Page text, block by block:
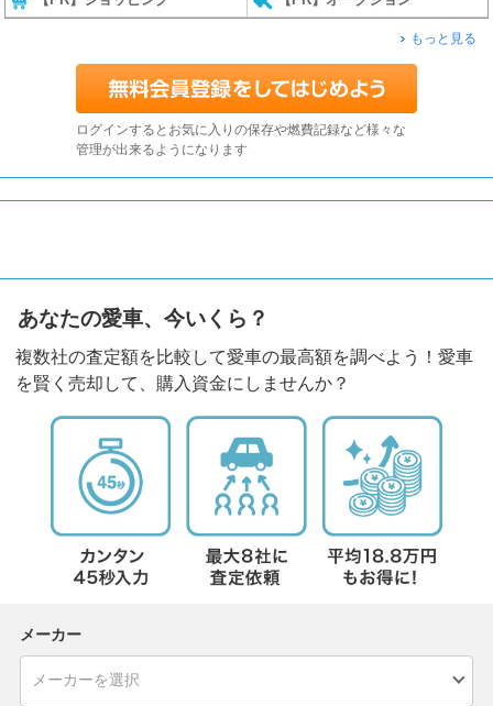
もっと見る
ログインするとお気に入りの保存や燃費記録など様々な
管理が出来るようになります
あなたの愛車、今いくら？
複数社の査定額を比較して愛車の最高額を調べよう！愛車
を賢く売却して、購入資金にしませんか？
メーカー